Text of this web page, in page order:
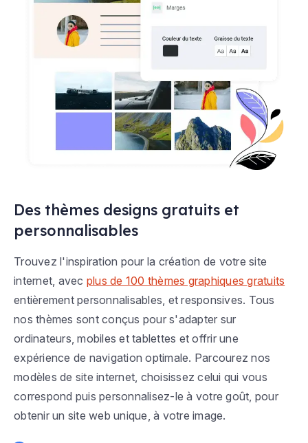
Des thèmes designs gratuits et
personnalisables
Trouvez l'inspiration pour la création de votre site
internet, avec plus de 100 thèmes graphiques gratuits
entièrement personnalisables, et responsives. Tous
nos thèmes sont conçus pour s'adapter sur
ordinateurs, mobiles et tablettes et offrir une
expérience de navigation optimale. Parcourez nos
modèles de site internet, choisissez celui qui vous
correspond puis personnalisez-le à votre goût, pour
obtenir un site web unique, à votre image.